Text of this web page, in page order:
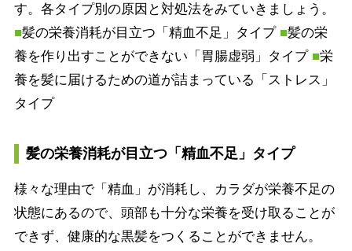
す。各タイプ別の原因と対処法をみていきましょう。
■髪の栄養消耗が目立つ「精血不足」タイプ ■髪の栄
養を作り出すことができない「胃腸虚弱」タイプ ■栄
養を髪に届けるための道が詰まっている「ストレス」
タイプ
髪の栄養消耗が目立つ「精血不足」タイプ
様々な理由で「精血」が消耗し、カラダが栄養不足の
状態にあるので、頭部も十分な栄養を受け取ることが
できず、健康的な黒髪をつくることができません。